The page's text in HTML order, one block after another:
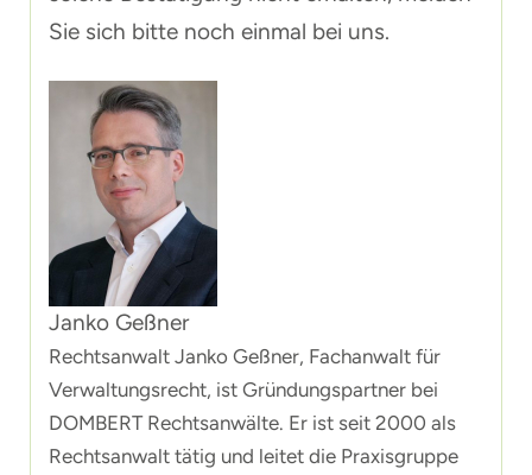
Sie sich bitte noch einmal bei uns.
Janko Geßner
Rechtsanwalt Janko Geßner, Fachanwalt für
Verwaltungsrecht, ist Gründungspartner bei
DOMBERT Rechtsanwälte. Er ist seit 2000 als
Rechtsanwalt tätig und leitet die Praxisgruppe